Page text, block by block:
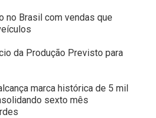
no Brasil com vendas que
da Produção Previsto para
marca histórica de 5 mil
sexto mês